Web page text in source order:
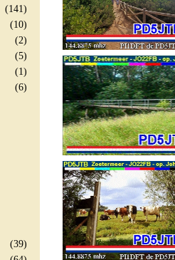
(141)
(10)
(2)
(5)
(1)
(6)
(39)